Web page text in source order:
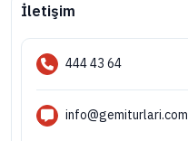
İletişim
444 43 64
info@gemiturlari.com